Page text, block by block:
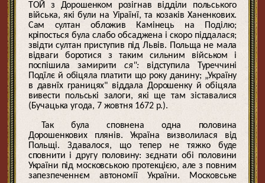
ТОЙ з Дорошенком розігнав відділи польського
війська, які були на Уіраїнї, та козаків Ханенкових.
Сам султан обложив Камінець на Поділю;
кріпосться була слабо обсаджена і скоро піддалася;
звідти султан приступив під Львів. Польща не мала
відваги боротися з таким сильним військом і
поспішила замиритися":відступила Туреччині
Подїлє й обіцяла платити що року данину; „Україну
в давнїх границях" віддала Дорошенку й обіцяла
вивести польські залоги, які ще там зіставалися
(Бучацька угода, 7 жовтня 1672 р.).
Так була сповнена одна половина
Дорошенкових плянів. Україна визволилася від
Польщі. Здавалося, що тепер не тяжко буде
сповнити і другу половину: зєднати обі половини
України під московською протекцією, але з повним
запезпеченнєм автономії України. Московське